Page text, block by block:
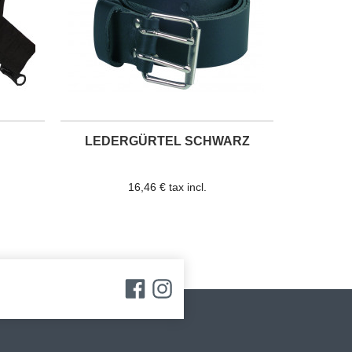
LEDERGÜRTEL SCHWARZ
16,46 € tax incl.